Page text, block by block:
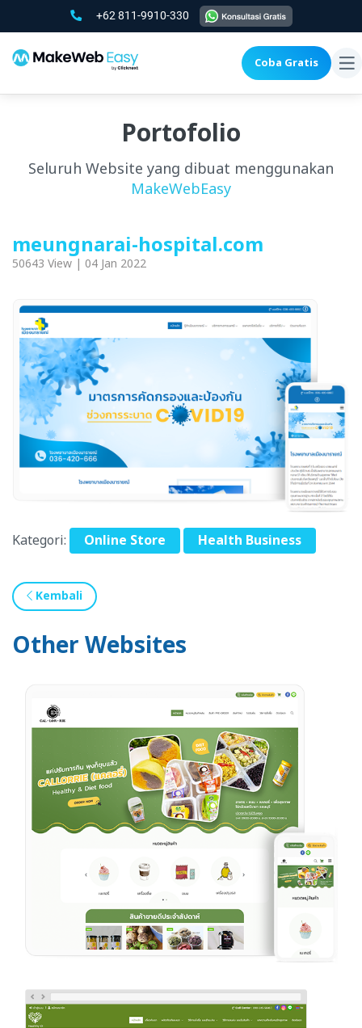
+62 811-9910-330
Coba Gratis
Portofolio
Seluruh Website yang dibuat menggunakan
MakeWebEasy
meungnarai-hospital.com
50643 View | 04 Jan 2022
Kategori: Online Store Health Business
Kembali
Other Websites